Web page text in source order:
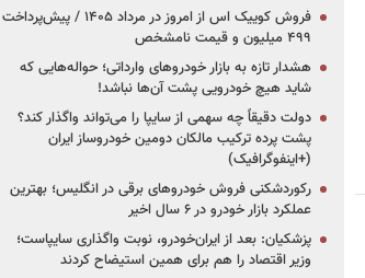
فروش کوییک اس از امروز در مرداد ۱۴۰۵ / پیش‌پرداخت
۴۹۹ میلیون و قیمت نامشخص
هشدار تازه به بازار خودروهای وارداتی؛ حواله‌هایی که
شاید هیچ خودرویی پشت آن‌ها نباشد!
دولت دقیقاً چه سهمی از سایپا را می‌تواند واگذار کند؟
پشت پرده ترکیب مالکان دومین خودروساز ایران
(+اینفوگرافیک)
رکوردشکنی فروش خودروهای برقی در انگلیس؛ بهترین
عملکرد بازار خودرو در ۶ سال اخیر
پزشکیان: بعد از ایران‌خودرو، نوبت واگذاری سایپاست؛
وزیر اقتصاد را هم برای همین استیضاح کردند